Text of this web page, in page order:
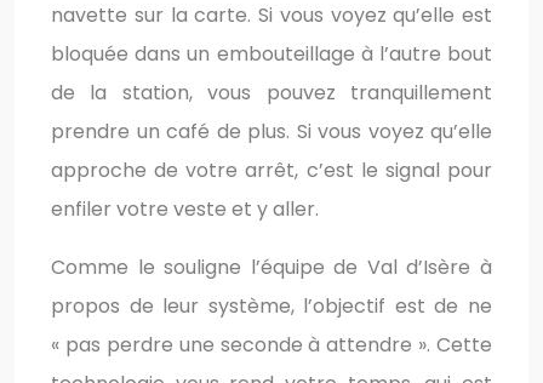
navette sur la carte. Si vous voyez qu’elle est
bloquée dans un embouteillage à l’autre bout
de la station, vous pouvez tranquillement
prendre un café de plus. Si vous voyez qu’elle
approche de votre arrêt, c’est le signal pour
enfiler votre veste et y aller.
Comme le souligne l’équipe de Val d’Isère à
propos de leur système, l’objectif est de ne
« pas perdre une seconde à attendre ». Cette